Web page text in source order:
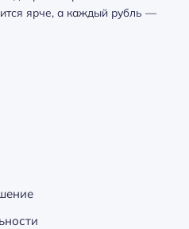
ярче, а каждый рубль —